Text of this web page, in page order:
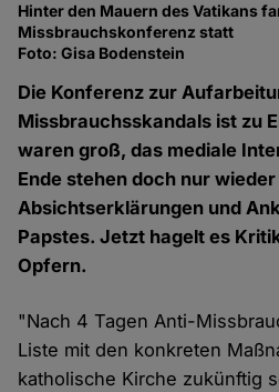
Hinter den Mauern des Vatikans
Missbrauchskonferenz statt
Foto: Gisa Bodenstein
Die Konferenz zur
Missbrauchsskandals ist zu
waren groß, das mediale
Ende stehen doch nur
Absichtserklärungen und
Papstes. Jetzt hagelt es
Opfern.
"Nach 4 Tagen Anti-
Liste mit den konkreten
katholische Kirche zukünftig